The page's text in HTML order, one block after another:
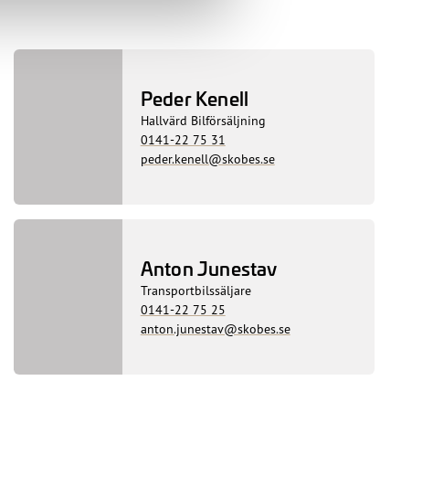
Peder Kenell
Hallvärd Bilförsäljning
0141-22 75 31
peder.kenell@skobes.se
Anton Junestav
Transportbilssäljare
0141-22 75 25
anton.junestav@skobes.se